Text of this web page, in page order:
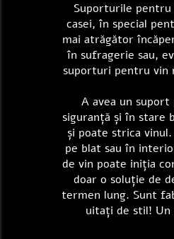
Suporturile
casei, în special
mai atrăgător
în sufragerie sau,
suporturi pentru vin
A avea un
siguranță și în stare
și poate strica vinul.
pe blat sau în
de vin poate iniția
doar o soluție de
termen lung. Sunt
uitați de stil! Un